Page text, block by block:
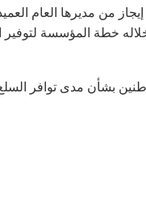
من مديرها العام
خطة المؤسسة
بشأن مدى توافر السلع